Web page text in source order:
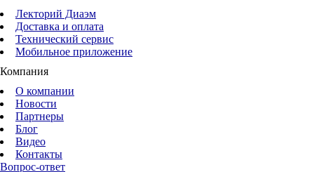
Лекторий Диаэм
Доставка и оплата
Технический сервис
Мобильное приложение
Компания
О компании
Новости
Партнеры
Блог
Видео
Контакты
Вопрос-ответ